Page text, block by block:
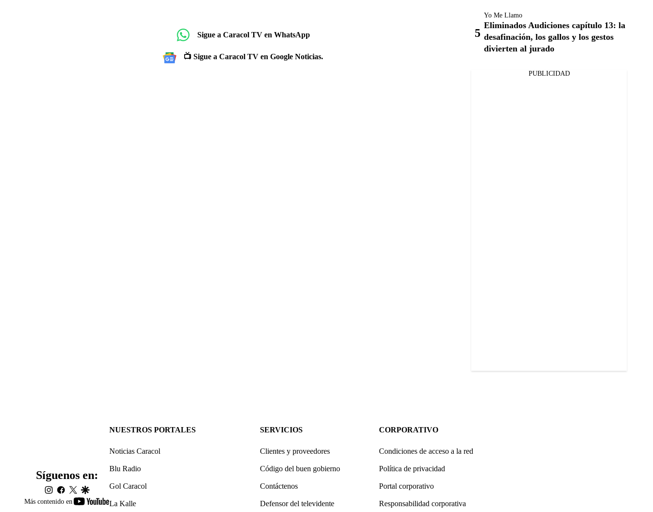
Sigue a Caracol TV en WhatsApp
📺 Sigue a Caracol TV en Google Noticias.
Yo Me Llamo
Eliminados Audiciones capítulo 13: la
desafinación, los gallos y los gestos
divierten al jurado
PUBLICIDAD
Más contenido en
youtube-
Síguenos en:
instagram
facebook
twittergoogle
NUESTROS PORTALES
Noticias Caracol
Blu Radio
Gol Caracol
La Kalle
SERVICIOS
Clientes y proveedores
Código del buen gobierno
Contáctenos
Defensor del televidente
CORPORATIVO
Condiciones de acceso a la red
Política de privacidad
Portal corporativo
Responsabilidad corporativa